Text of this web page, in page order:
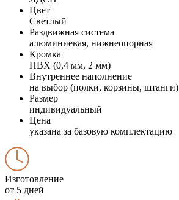
Цвет
Светлый
Раздвижная система
алюминиевая, нижнеопорная
Кромка
ПВХ (0,4 мм, 2 мм)
Внутреннее наполнение
на выбор (полки, корзины, штанги)
Размер
индивидуальный
Цена
указана за базовую комплектацию
Изготовление
от 5 дней